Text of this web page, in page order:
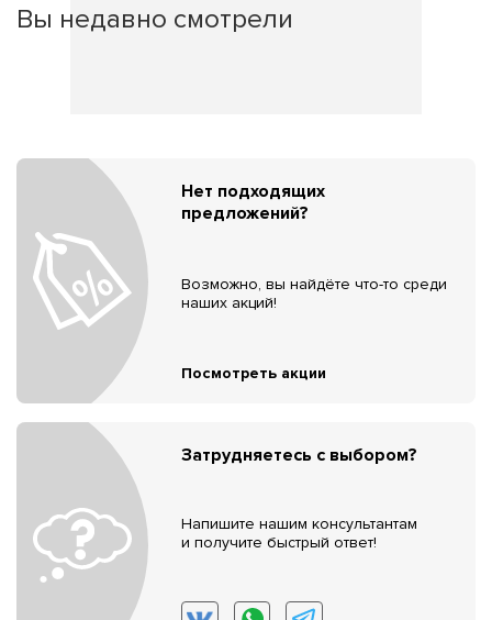
Вы недавно смотрели
Нет подходящих
предложений?
Возможно, вы найдёте что-то среди
наших акций!
Посмотреть акции
Затрудняетесь с выбором?
Напишите нашим консультантам
и получите быстрый ответ!